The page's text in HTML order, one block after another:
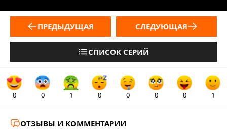
ПРЕДЫДУЩАЯ
СПИСОК СЕРИЙ
СЛЕДУЮЩАЯ
0 0 1 0 0 0 0 1
ОТЗЫВЫ И КОММЕНТАРИИ